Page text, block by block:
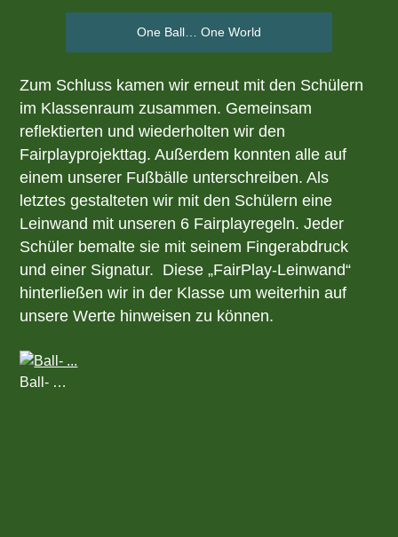
One Ball… One World
Zum Schluss kamen wir erneut mit den Schülern
im Klassenraum zusammen. Gemeinsam
reflektierten und wiederholten wir den
Fairplayprojekttag. Außerdem konnten alle auf
einem unserer Fußbälle unterschreiben. Als
letztes gestalteten wir mit den Schülern eine
Leinwand mit unseren 6 Fairplayregeln. Jeder
Schüler bemalte sie mit seinem Fingerabdruck
und einer Signatur. Diese „FairPlay-Leinwand“
hinterließen wir in der Klasse um weiterhin auf
unsere Werte hinweisen zu können.
Ball- …